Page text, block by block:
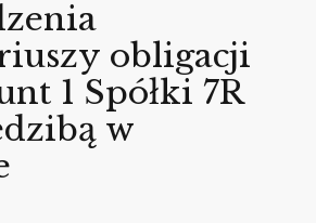
obligacji
1 Spółki 7R
w